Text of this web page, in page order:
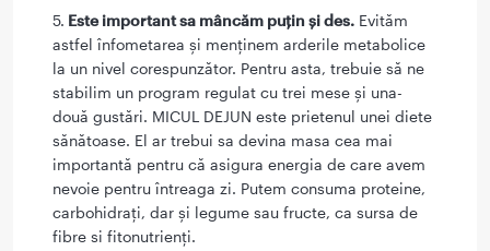
5. Este important sa mâncăm puțin și des. Evităm
astfel înfometarea și menținem arderile metabolice
la un nivel corespunzător. Pentru asta, trebuie să ne
stabilim un program regulat cu trei mese și una-
două gustări. MICUL DEJUN este prietenul unei diete
sănătoase. El ar trebui sa devina masa cea mai
importantă pentru că asigura energia de care avem
nevoie pentru întreaga zi. Putem consuma proteine,
carbohidrați, dar și legume sau fructe, ca sursa de
fibre si fitonutrienți.